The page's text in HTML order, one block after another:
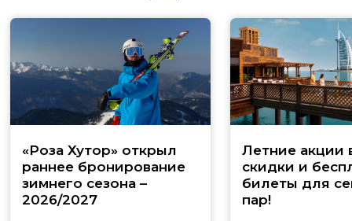
«Роза Хутор» открыл
раннее бронирование
зимнего сезона –
2026/2027
Летние акции
скидки и
билеты для
пар!